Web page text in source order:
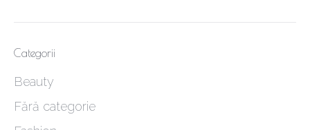
Categorii
Beauty
Fără categorie